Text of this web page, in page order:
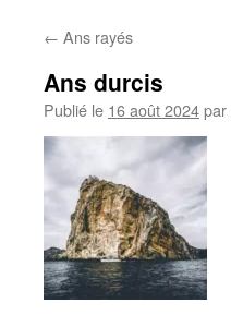
← Ans rayés
Ans durcis
Publié le 16 août 2024par